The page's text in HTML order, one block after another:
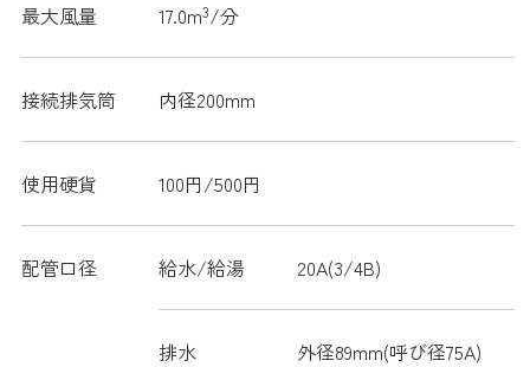
最大風量 17.0m3/分
接続排気筒 内径200mm
使用硬貨 100円/500円
配管口径 給水/給湯 20A(3/4B)
排水 外径89mm(呼び径75A)